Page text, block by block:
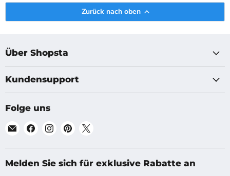
Zurück nach oben
Über Shopsta
Kundensupport
Folge uns
Finde
auf
E-
Finde
auf
Facebook
Finde
auf
Instagram
Finde
auf
Pinterest
auf
X
Melden Sie sich für exklusive Rabatte an